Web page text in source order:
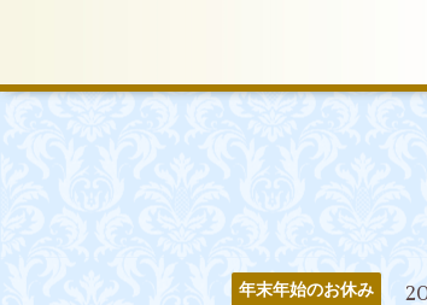
年末年始のお休み